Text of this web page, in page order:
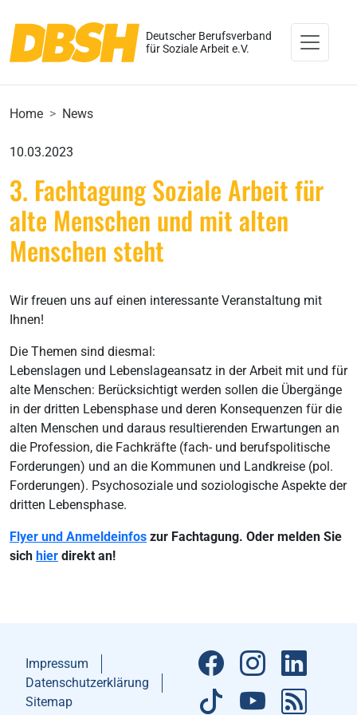
Deutscher Berufsverband
für Soziale Arbeit e.V.
Home News
10.03.2023
3. Fachtagung Soziale Arbeit für
alte Menschen und mit alten
Menschen steht
Wir freuen uns auf einen interessante Veranstaltung mit
Ihnen!
Die Themen sind diesmal:
Lebenslagen und Lebenslageansatz in der Arbeit mit und für
alte Menschen: Berücksichtigt werden sollen die Übergänge
in der dritten Lebensphase und deren Konsequenzen für die
alten Menschen und daraus resultierenden Erwartungen an
die Profession, die Fachkräfte (fach- und berufspolitische
Forderungen) und an die Kommunen und Landkreise (pol.
Forderungen). Psychosoziale und soziologische Aspekte der
dritten Lebensphase.
Flyer und Anmeldeinfos zur Fachtagung. Oder melden Sie
sich hier direkt an!
Impressum
Datenschutzerklärung
Sitemap